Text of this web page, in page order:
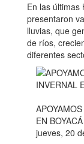
En las últimas
presentaron
lluvias, que
de ríos,
diferentes
EN BOYACÁ
jueves, 20